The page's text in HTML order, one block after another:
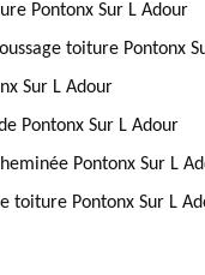
Pontonx Sur L Adour
toiture Pontonx
Sur L Adour
Pontonx Sur L Adour
Pontonx Sur L
toiture Pontonx Sur L